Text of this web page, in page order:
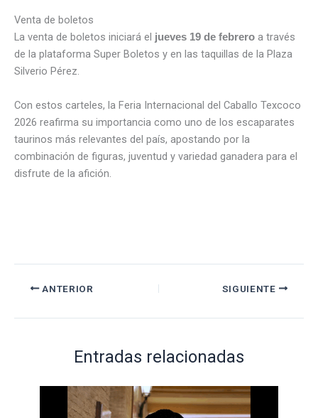
Venta de boletos
La venta de boletos iniciará el jueves 19 de febrero a través
de la plataforma Super Boletos y en las taquillas de la Plaza
Silverio Pérez.
Con estos carteles, la Feria Internacional del Caballo Texcoco
2026 reafirma su importancia como uno de los escaparates
taurinos más relevantes del país, apostando por la
combinación de figuras, juventud y variedad ganadera para el
disfrute de la afición.
ANTERIOR SIGUIENTE
Entradas relacionadas